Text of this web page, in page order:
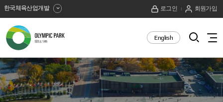
한국체육산업개발 로그인 회원가입
올
림
픽
공
원
English
기
전
메
뉴
보
기